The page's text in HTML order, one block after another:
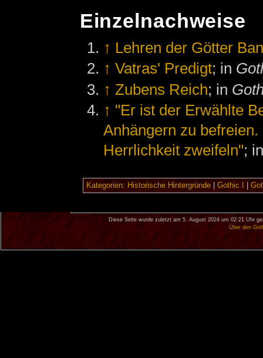
Einzelnachweise
↑ Lehren der Götter
↑ Vatras' Predigt; in
↑ Zubens Reich; in
↑ "Er ist der Erwählte
Anhängern zu
Herrlichkeit zweifeln";
Kategorien: Historische Hintergründe| Gothic I
Diese Seite wurde zuletzt am 5. August 2024 um 02:21 Uhr
Über den